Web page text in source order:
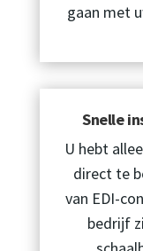
gaan met
Snelle
U hebt
direct te
van EDI-
bedrijf